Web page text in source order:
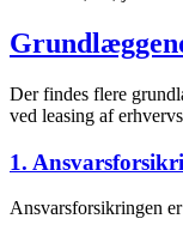
Der findes flere
ved leasing af
1.
Ansvarsforsikringen